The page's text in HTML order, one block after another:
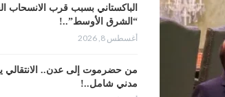
الباكستاني بسبب قرب الانسحاب
“الشرق الأوسط”..!
أغسطس 8, 2026
من حضرموت إلى عدن.. الانتقالي
مدني شامل..!